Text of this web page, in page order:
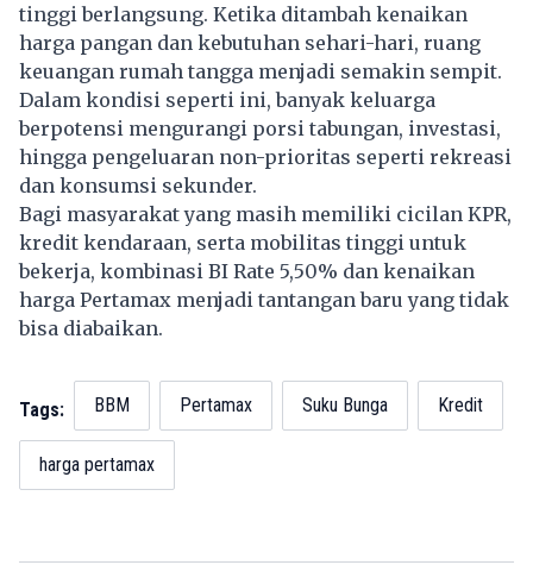
tinggi berlangsung. Ketika ditambah kenaikan
harga pangan dan kebutuhan sehari-hari, ruang
keuangan rumah tangga menjadi semakin sempit.
Dalam kondisi seperti ini, banyak keluarga
berpotensi mengurangi porsi tabungan, investasi,
hingga pengeluaran non-prioritas seperti rekreasi
dan konsumsi sekunder.
Bagi masyarakat yang masih memiliki cicilan KPR,
kredit kendaraan, serta mobilitas tinggi untuk
bekerja, kombinasi BI Rate 5,50% dan kenaikan
harga Pertamax menjadi tantangan baru yang tidak
bisa diabaikan.
Tags: BBM Pertamax Suku Bunga Kredit
harga pertamax